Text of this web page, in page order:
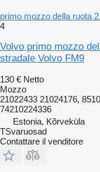
primo mozzo della ruota
4
Volvo primo mozzo
stradale Volvo FM9
130 € Netto
Mozzo
21022433 21024176,
74210224336
Estonia, Kõrveküla
TSvaruosad
Contattare il venditore